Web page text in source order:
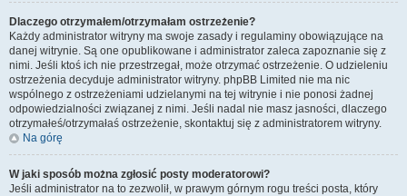
Dlaczego otrzymałem/otrzymałam ostrzeżenie?
Każdy administrator witryny ma swoje zasady i regulaminy obowiązujące na
danej witrynie. Są one opublikowane i administrator zaleca zapoznanie się z
nimi. Jeśli ktoś ich nie przestrzegał, może otrzymać ostrzeżenie. O udzieleniu
ostrzeżenia decyduje administrator witryny. phpBB Limited nie ma nic
wspólnego z ostrzeżeniami udzielanymi na tej witrynie i nie ponosi żadnej
odpowiedzialności związanej z nimi. Jeśli nadal nie masz jasności, dlaczego
otrzymałeś/otrzymałaś ostrzeżenie, skontaktuj się z administratorem witryny.
Na górę
W jaki sposób można zgłosić posty moderatorowi?
Jeśli administrator na to zezwolił, w prawym górnym rogu treści posta, który